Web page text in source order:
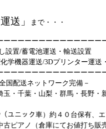
送」 まで・・・
ーーーーーーーーーーーーー
設置/蓄電池運送・輸送設置
学機器運送/3Dプリンター運送
ーーーーーーーーーーーーー
国配送ネットワーク完備－
・千葉・山梨・群馬・長野・
ニック車）約４０台保有、
ピアノ（倉庫にてお値打ち販売